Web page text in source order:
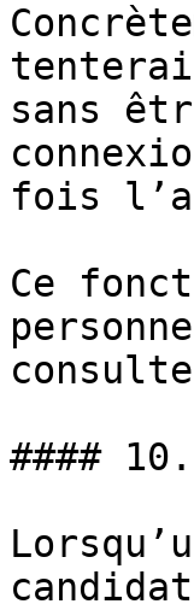
sans
fois
Ce
####